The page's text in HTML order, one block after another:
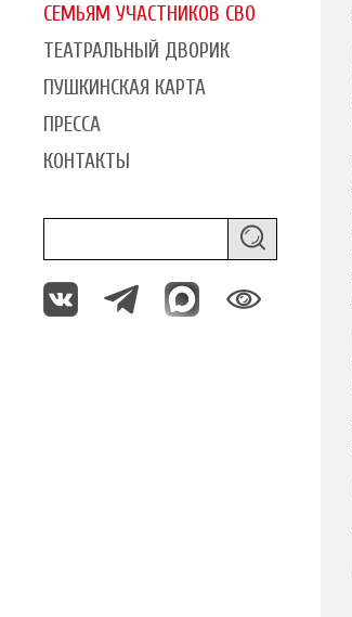
СЕМЬЯМ УЧАСТНИКОВ СВО
ТЕАТРАЛЬНЫЙ ДВОРИК
ПУШКИНСКАЯ КАРТА
ПРЕССА
КОНТАКТЫ